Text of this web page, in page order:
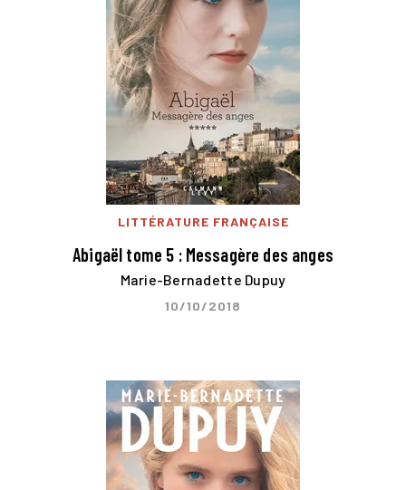
LITTÉRATURE FRANÇAISE
Abigaël tome 5 : Messagère des anges
Marie-Bernadette Dupuy
10/10/2018